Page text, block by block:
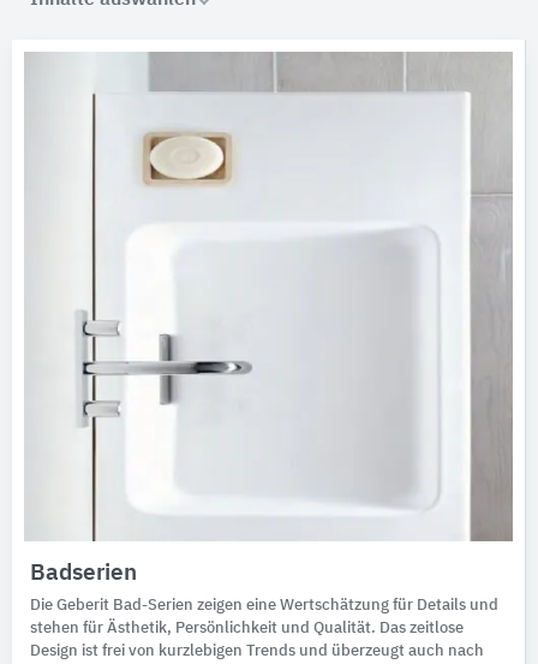
Badserien
Die Geberit Bad-Serien zeigen eine Wertschätzung für Details und
stehen für Ästhetik, Persönlichkeit und Qualität. Das zeitlose
Design ist frei von kurzlebigen Trends und überzeugt auch nach